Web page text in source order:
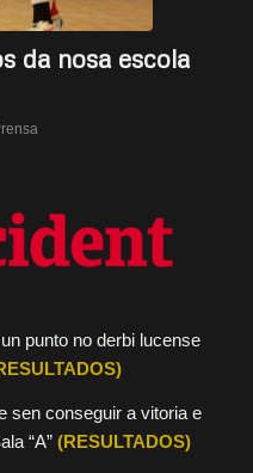
da nosa escola
punto no derbi lucense
sen conseguir a vitoria e
“A”(RESULTADOS)